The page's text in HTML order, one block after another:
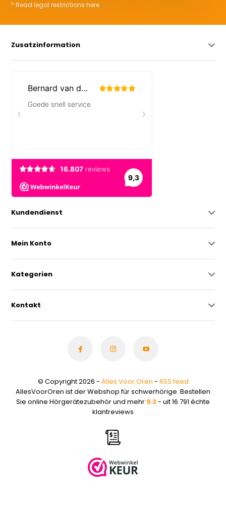
* Read legal restrictions here
Zusatzinformation
Kundendienst
Mein Konto
Kategorien
Kontakt
© Copyright 2026 - Alles Voor Oren - RSS feed
AllesVoorOren ist der Webshop für schwerhörige. Bestellen
Sie online Hörgerätezubehör und mehr 9.3 - uit 16.791 échte
klantreviews